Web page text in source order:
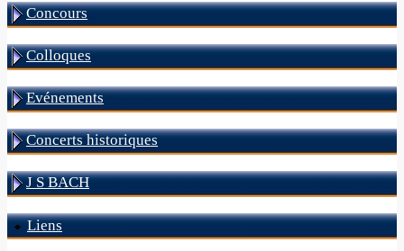
Concours
Colloques
Evénements
Concerts historiques
J S BACH
Liens